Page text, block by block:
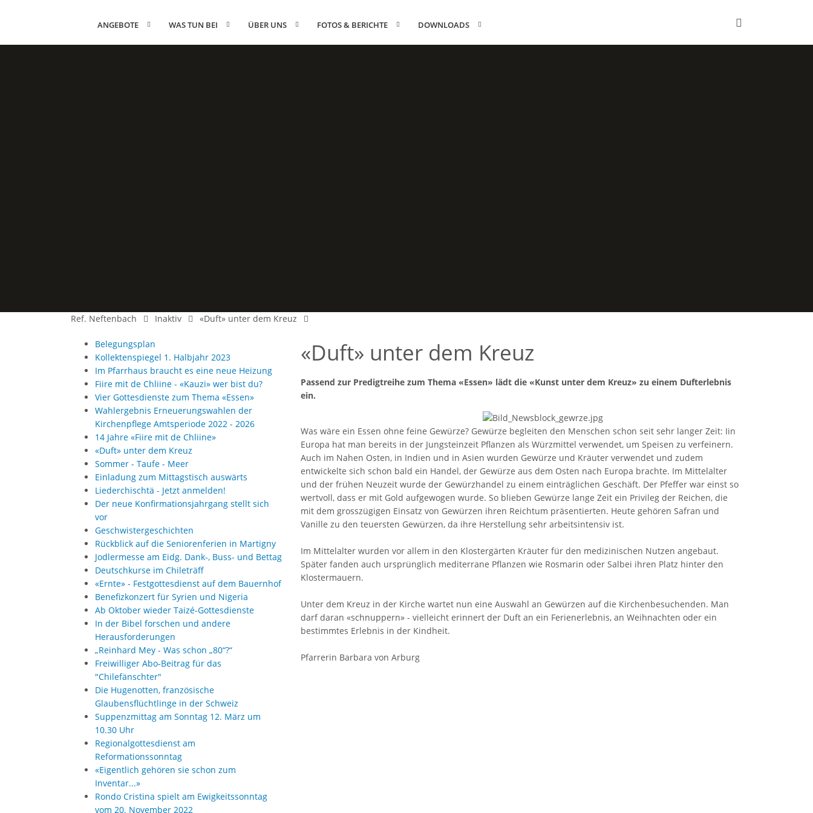
ANGEBOTE WAS TUN BEI ÜBER UNS FOTOS & BERICHTE DOWNLOADS
Ref. Neftenbach Inaktiv «Duft» unter dem Kreuz
«Duft» unter dem Kreuz
Passend zur Predigtreihe zum Thema «Essen» lädt die «Kunst unter dem Kreuz» zu einem Dufterlebnis
ein.
Was wäre ein Essen ohne feine Gewürze? Gewürze begleiten den Menschen schon seit sehr langer Zeit: Iin
Europa hat man bereits in der Jungsteinzeit Pflanzen als Würzmittel verwendet, um Speisen zu verfeinern.
Auch im Nahen Osten, in Indien und in Asien wurden Gewürze und Kräuter verwendet und zudem
entwickelte sich schon bald ein Handel, der Gewürze aus dem Osten nach Europa brachte. Im Mittelalter
und der frühen Neuzeit wurde der Gewürzhandel zu einem einträglichen Geschäft. Der Pfeffer war einst so
wertvoll, dass er mit Gold aufgewogen wurde. So blieben Gewürze lange Zeit ein Privileg der Reichen, die
mit dem grosszügigen Einsatz von Gewürzen ihren Reichtum präsentierten. Heute gehören Safran und
Vanille zu den teuersten Gewürzen, da ihre Herstellung sehr arbeitsintensiv ist.
Im Mittelalter wurden vor allem in den Klostergärten Kräuter für den medizinischen Nutzen angebaut.
Später fanden auch ursprünglich mediterrane Pflanzen wie Rosmarin oder Salbei ihren Platz hinter den
Klostermauern.
Unter dem Kreuz in der Kirche wartet nun eine Auswahl an Gewürzen auf die Kirchenbesuchenden. Man
darf daran «schnuppern» - vielleicht erinnert der Duft an ein Ferienerlebnis, an Weihnachten oder ein
bestimmtes Erlebnis in der Kindheit.
Pfarrerin Barbara von Arburg
Belegungsplan
Kollektenspiegel 1. Halbjahr 2023
Im Pfarrhaus braucht es eine neue Heizung
Fiire mit de Chliine - «Kauzi» wer bist du?
Vier Gottesdienste zum Thema «Essen»
Wahlergebnis Erneuerungswahlen der
Kirchenpflege Amtsperiode 2022 - 2026
14 Jahre «Fiire mit de Chliine»
«Duft» unter dem Kreuz
Sommer - Taufe - Meer
Einladung zum Mittagstisch auswärts
Liederchischtä - Jetzt anmelden!
Der neue Konfirmationsjahrgang stellt sich
vor
Geschwistergeschichten
Rückblick auf die Seniorenferien in Martigny
Jodlermesse am Eidg. Dank-, Buss- und Bettag
Deutschkurse im Chileträff
«Ernte» - Festgottesdienst auf dem Bauernhof
Benefizkonzert für Syrien und Nigeria
Ab Oktober wieder Taizé-Gottesdienste
In der Bibel forschen und andere
Herausforderungen
„Reinhard Mey - Was schon „80“?“
Freiwilliger Abo-Beitrag für das
"Chilefänschter"
Die Hugenotten, französische
Glaubensflüchtlinge in der Schweiz
Suppenzmittag am Sonntag 12. März um
10.30 Uhr
Regionalgottesdienst am
Reformationssonntag
«Eigentlich gehören sie schon zum
Inventar...»
Rondo Cristina spielt am Ewigkeitssonntag
vom 20. November 2022